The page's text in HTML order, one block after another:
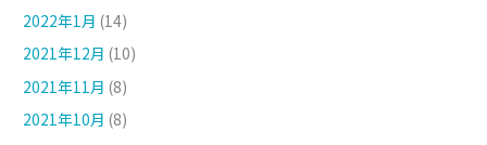
2022年1月 (14)
2021年12月 (10)
2021年11月 (8)
2021年10月 (8)